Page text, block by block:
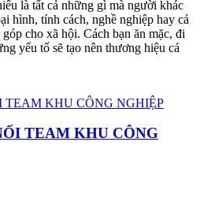
là tất cả những gì mà người khác
hình, tính cách, nghề nghiệp hay cả
cho xã hội. Cách bạn ăn mặc, đi
yếu tố sẽ tạo nên thương hiệu cá
TEAM KHU CÔNG